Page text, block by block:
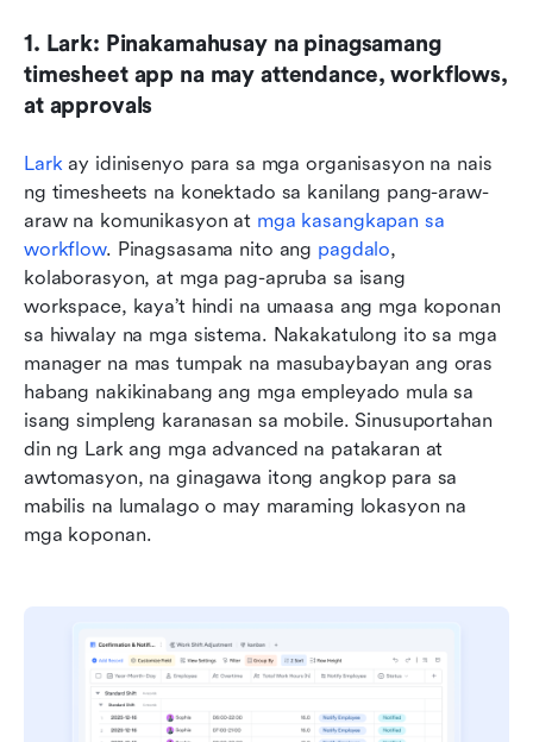
1. Lark: Pinakamahusay na pinagsamang
timesheet app na may attendance, workflows,
at approvals
Lark ay idinisenyo para sa mga organisasyon na nais
ng timesheets na konektado sa kanilang pang-araw-
araw na komunikasyon at mga kasangkapan sa
workflow. Pinagsasama nito ang pagdalo,
kolaborasyon, at mga pag-apruba sa isang
workspace, kaya’t hindi na umaasa ang mga koponan
sa hiwalay na mga sistema. Nakakatulong ito sa mga
manager na mas tumpak na masubaybayan ang oras
habang nakikinabang ang mga empleyado mula sa
isang simpleng karanasan sa mobile. Sinusuportahan
din ng Lark ang mga advanced na patakaran at
awtomasyon, na ginagawa itong angkop para sa
mabilis na lumalago o may maraming lokasyon na
mga koponan.